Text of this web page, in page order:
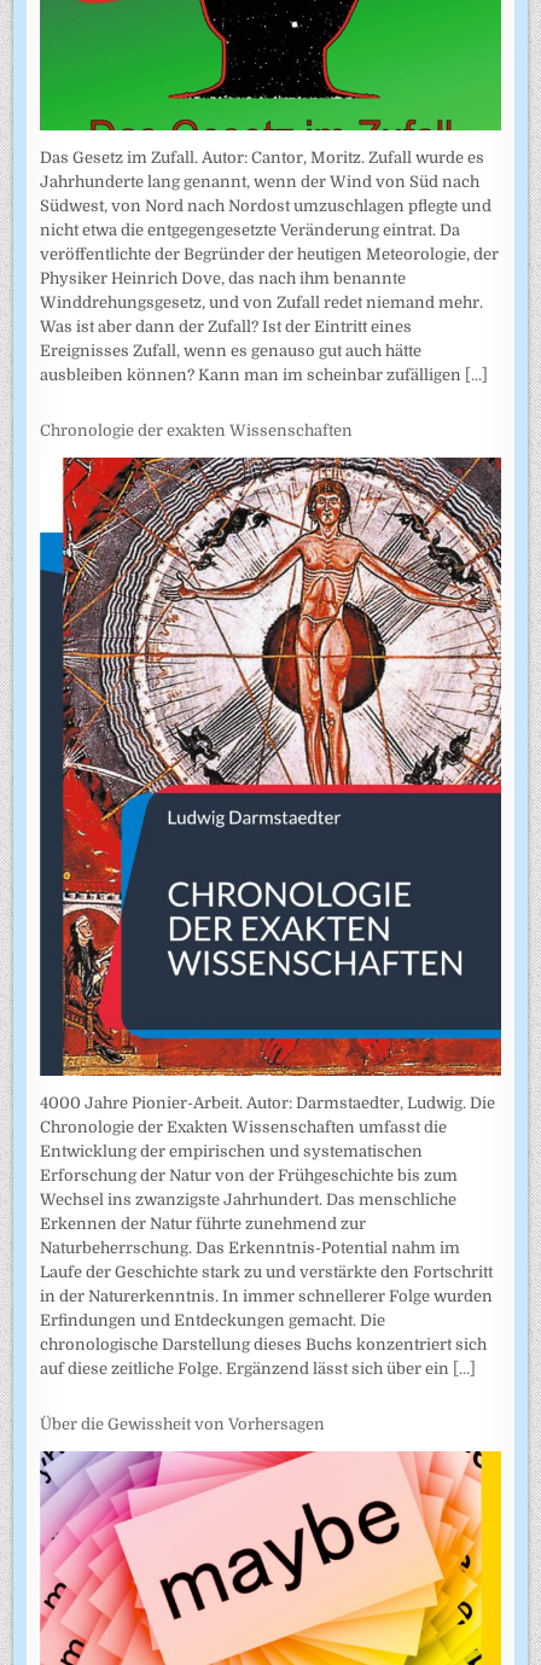
Das Gesetz im Zufall. Autor: Cantor, Moritz. Zufall wurde es
Jahrhunderte lang genannt, wenn der Wind von Süd nach
Südwest, von Nord nach Nordost umzuschlagen pflegte und
nicht etwa die entgegengesetzte Veränderung eintrat. Da
veröffentlichte der Begründer der heutigen Meteorologie, der
Physiker Heinrich Dove, das nach ihm benannte
Winddrehungsgesetz, und von Zufall redet niemand mehr.
Was ist aber dann der Zufall? Ist der Eintritt eines
Ereignisses Zufall, wenn es genauso gut auch hätte
ausbleiben können? Kann man im scheinbar zufälligen [...]
Chronologie der exakten Wissenschaften
4000 Jahre Pionier-Arbeit. Autor: Darmstaedter, Ludwig. Die
Chronologie der Exakten Wissenschaften umfasst die
Entwicklung der empirischen und systematischen
Erforschung der Natur von der Frühgeschichte bis zum
Wechsel ins zwanzigste Jahrhundert. Das menschliche
Erkennen der Natur führte zunehmend zur
Naturbeherrschung. Das Erkenntnis-Potential nahm im
Laufe der Geschichte stark zu und verstärkte den Fortschritt
in der Naturerkenntnis. In immer schnellerer Folge wurden
Erfindungen und Entdeckungen gemacht. Die
chronologische Darstellung dieses Buchs konzentriert sich
auf diese zeitliche Folge. Ergänzend lässt sich über ein [...]
Über die Gewissheit von Vorhersagen